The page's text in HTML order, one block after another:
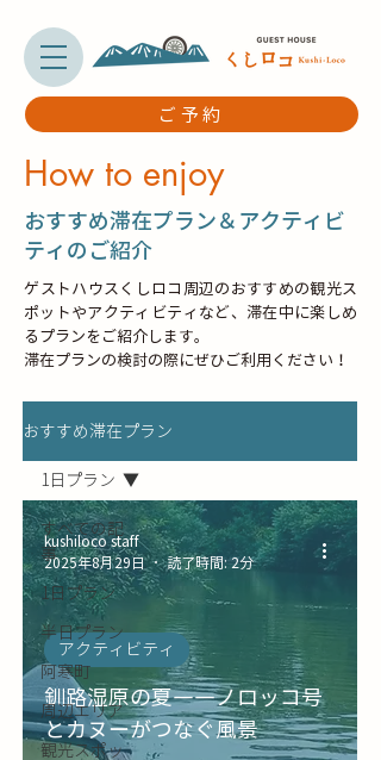
ご予約
How to enjoy
​おすすめ滞在プラン＆アクティビ
ティのご紹介
ゲストハウスくしロコ周辺のおすすめの観光ス
ポットやアクティビティなど、滞在中に楽しめ
るプランをご紹介します。
滞在プランの検討の際にぜひご利用ください！
おすすめ滞在プラン
すべての記
事
1日プラン
半日プラン
阿寒町
周辺エリア
観光スポッ
1日プラン
釧路湿原の夏――ノロッコ号
とカヌーがつなぐ風景
アクティビティ
kushiloco staff
2025年8月29日
読了時間: 2分